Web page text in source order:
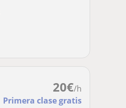
20€/h
Primera clase gratis